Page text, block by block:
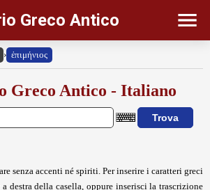
Greco Antico
› ἐπιμήνιος
Greco Antico - Italiano
senza accenti né spiriti. Per inserire i caratteri greci
a destra della casella, oppure inserisci la trascrizione